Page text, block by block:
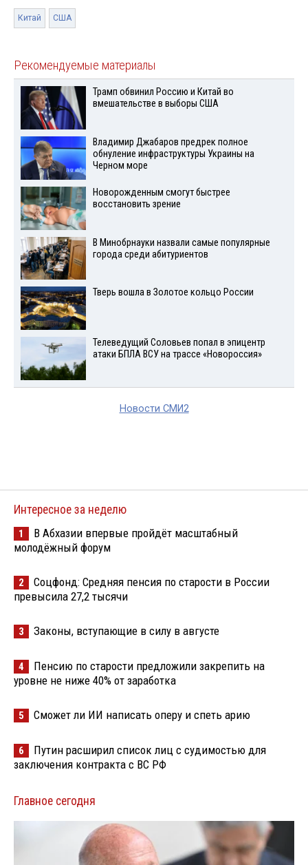
Китай США
Рекомендуемые материалы
Трамп обвинил Россию и Китай во
вмешательстве в выборы США
Владимир Джабаров предрек полное
обнуление инфраструктуры Украины на
Черном море
Новорожденным смогут быстрее
восстановить зрение
В Минобрнауки назвали самые популярные
города среди абитуриентов
Тверь вошла в Золотое кольцо России
Телеведущий Соловьев попал в эпицентр
атаки БПЛА ВСУ на трассе «Новороссия»
Новости СМИ2
Интересное за неделю
1
В Абхазии впервые пройдёт масштабный
молодёжный форум
2
Соцфонд: Средняя пенсия по старости в России
превысила 27,2 тысячи
3 Законы, вступающие в силу в августе
4
Пенсию по старости предложили закрепить на
уровне не ниже 40% от заработка
5 Сможет ли ИИ написать оперу и спеть арию
6
Путин расширил список лиц с судимостью для
заключения контракта с ВС РФ
Главное сегодня